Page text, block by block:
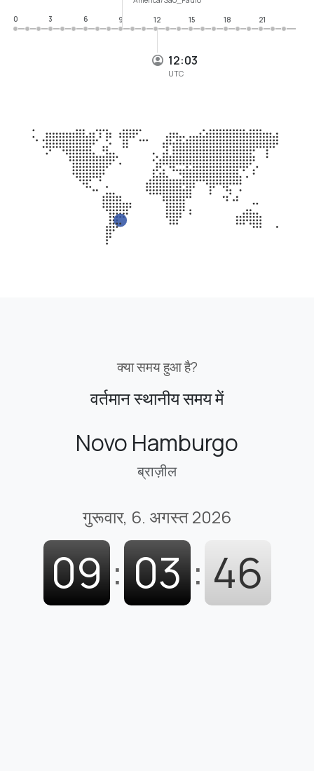
12:03
UTC
0
3 6 9 12 15 18 21
क्या समय हुआ है?
वर्तमान स्थानीय समय में
Novo Hamburgo
ब्राज़ील
गुरूवार, 6. अगस्त 2026
09 : 03 : 47